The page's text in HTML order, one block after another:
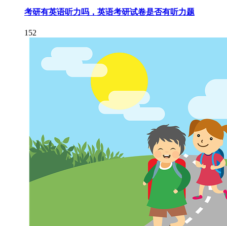
考研有英语听力吗，英语考研试卷是否有听力题
152